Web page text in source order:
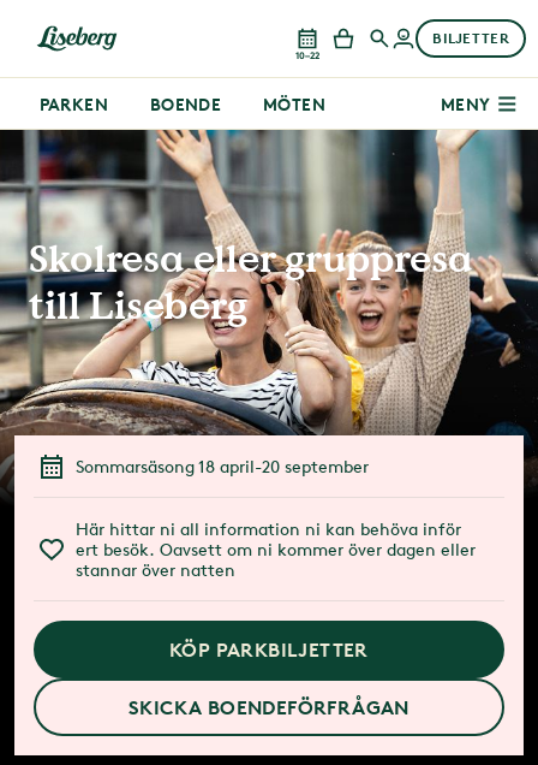
10–22
BILJETTER
PARKEN BOENDE MÖTEN MENY
Skolresa eller gruppresa
till Liseberg
Sommarsäsong 18 april-20 september
Här hittar ni all information ni kan behöva inför
ert besök. Oavsett om ni kommer över dagen eller
stannar över natten
KÖP PARKBILJETTER
SKICKA BOENDEFÖRFRÅGAN